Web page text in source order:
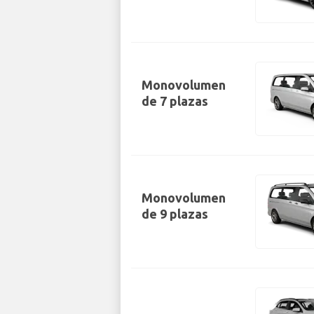
Monovolumen
de 7 plazas
Monovolumen
de 9 plazas